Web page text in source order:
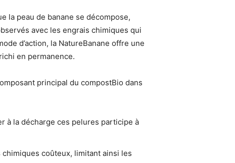
la peau de banane se décompose,
avec les engrais chimiques qui
d’action, la NatureBanane offre une
en permanence.
principal du compostBio dans
à la décharge ces pelures participe à
chimiques coûteux, limitant ainsi les